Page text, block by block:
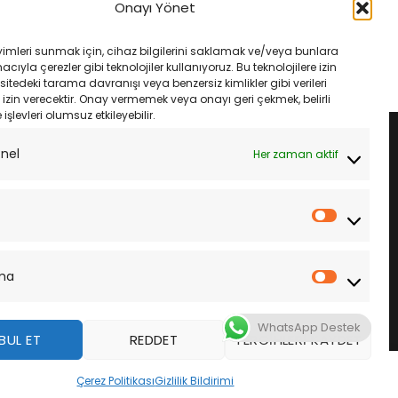
Onayı Yönet
sunmak için, cihaz bilgilerini saklamak ve/veya bunlara
çerezler gibi teknolojiler kullanıyoruz. Bu teknolojilere izin
tarama davranışı veya benzersiz kimlikler gibi verileri
verecektir. Onay vermemek veya onayı geri çekmek, belirli
işlevleri olumsuz etkileyebilir.
Her zaman aktif
İstatistik
ET REDDET TERCIHLERI KAYDET
Çerez PolitikasıGizlilik Bildirimi
andaki
fiyat:
₺1,535.00.
Fren Balatası
fiyat:
₺1,633.00.
andaki
fiyat:
₺1,535.00.
SEPETE EKLE
DAHA FAZLA BILGI
WhatsApp Destek